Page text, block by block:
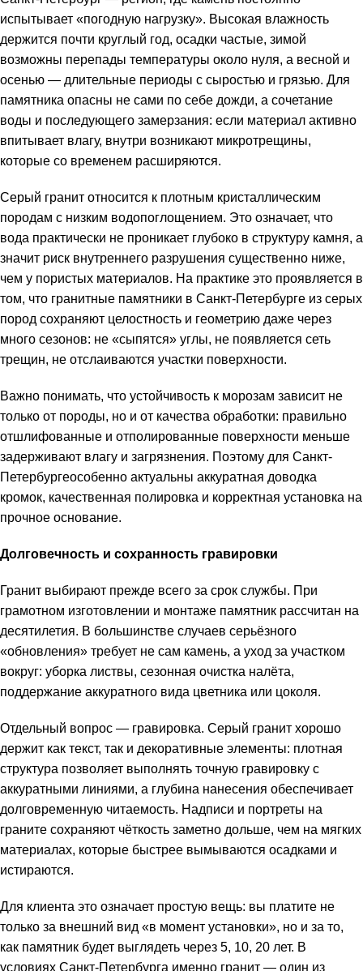
испытывает «погодную нагрузку». Высокая влажность
держится почти круглый год, осадки частые, зимой
возможны перепады температуры около нуля, а весной и
осенью — длительные периоды с сыростью и грязью. Для
памятника опасны не сами по себе дожди, а сочетание
воды и последующего замерзания: если материал активно
впитывает влагу, внутри возникают микротрещины,
которые со временем расширяются.
Серый гранит относится к плотным кристаллическим
породам с низким водопоглощением. Это означает, что
вода практически не проникает глубоко в структуру камня, а
значит риск внутреннего разрушения существенно ниже,
чем у пористых материалов. На практике это проявляется в
том, что гранитные памятники в Санкт-Петербурге из серых
пород сохраняют целостность и геометрию даже через
много сезонов: не «сыпятся» углы, не появляется сеть
трещин, не отслаиваются участки поверхности.
Важно понимать, что устойчивость к морозам зависит не
только от породы, но и от качества обработки: правильно
отшлифованные и отполированные поверхности меньше
задерживают влагу и загрязнения. Поэтому для Санкт-
Петербургеособенно актуальны аккуратная доводка
кромок, качественная полировка и корректная установка на
прочное основание.
Долговечность и сохранность гравировки
Гранит выбирают прежде всего за срок службы. При
грамотном изготовлении и монтаже памятник рассчитан на
десятилетия. В большинстве случаев серьёзного
«обновления» требует не сам камень, а уход за участком
вокруг: уборка листвы, сезонная очистка налёта,
поддержание аккуратного вида цветника или цоколя.
Отдельный вопрос — гравировка. Серый гранит хорошо
держит как текст, так и декоративные элементы: плотная
структура позволяет выполнять точную гравировку с
аккуратными линиями, а глубина нанесения обеспечивает
долговременную читаемость. Надписи и портреты на
граните сохраняют чёткость заметно дольше, чем на мягких
материалах, которые быстрее вымываются осадками и
истираются.
Для клиента это означает простую вещь: вы платите не
только за внешний вид «в момент установки», но и за то,
как памятник будет выглядеть через 5, 10, 20 лет. В
условиях Санкт-Петербурга именно гранит — один из